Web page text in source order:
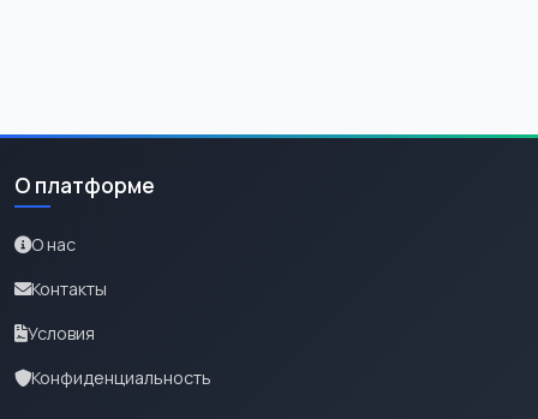
О платформе
О нас
Контакты
Условия
Конфиденциальность